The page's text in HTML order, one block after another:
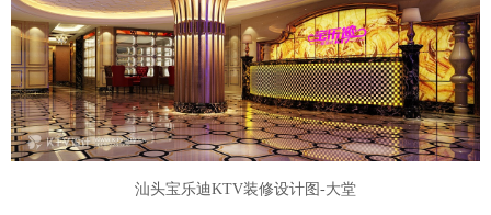
汕头宝乐迪KTV装修设计图-大堂